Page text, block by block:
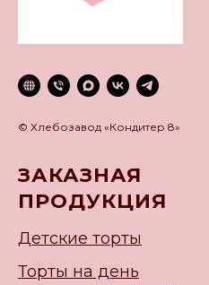
© Хлебозавод «Кондитер 8»
ЗАКАЗНАЯ
ПРОДУКЦИЯ
Детские торты
Торты на день